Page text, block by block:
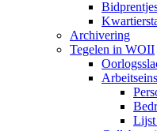
Archivering
Tegelen in WOII
Lijst